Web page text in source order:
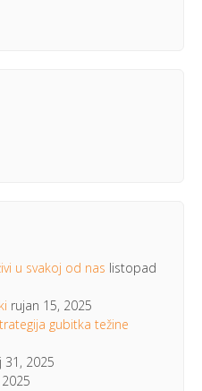
u svakoj od nas listopad
rujan 15, 2025
gubitka težine
31, 2025